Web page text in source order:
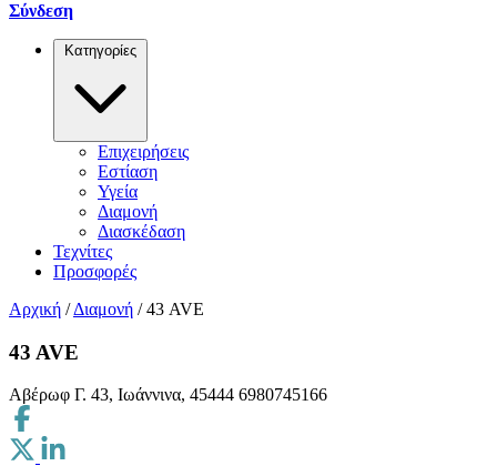
Σύνδεση
Κατηγορίες
Επιχειρήσεις
Εστίαση
Υγεία
Διαμονή
Διασκέδαση
Τεχνίτες
Προσφορές
Αρχική / Διαμονή / 43 AVE
43 AVE
Αβέρωφ Γ. 43, Ιωάννινα, 45444 6980745166